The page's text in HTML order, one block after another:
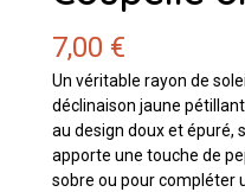
7,00 €
Un véritable rayon de
déclinaison jaune
au design doux et épuré,
apporte une touche de
sobre ou pour compléter